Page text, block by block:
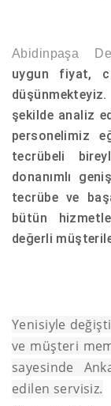
Abidinpaşa
uygun fiyat,
şekilde analiz
personelimiz
tecrübeli
donanımlı
tecrübe ve
bütün
değerli
Yenisiyle
ve müşteri
sayesinde
edilen servisiz.